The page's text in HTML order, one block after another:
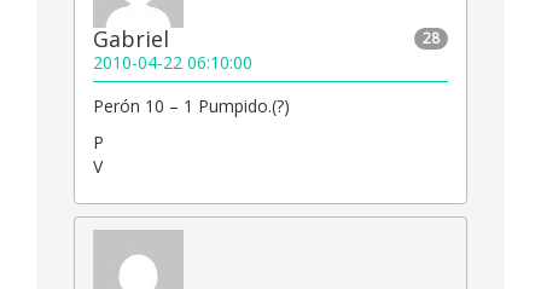
28
Gabriel
2010-04-22 06:10:00
Perón 10 – 1 Pumpido.(?)
P
V